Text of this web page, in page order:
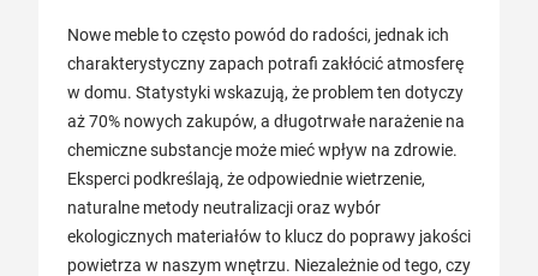
Nowe meble to często powód do radości, jednak ich
charakterystyczny zapach potrafi zakłócić atmosferę
w domu. Statystyki wskazują, że problem ten dotyczy
aż 70% nowych zakupów, a długotrwałe narażenie na
chemiczne substancje może mieć wpływ na zdrowie.
Eksperci podkreślają, że odpowiednie wietrzenie,
naturalne metody neutralizacji oraz wybór
ekologicznych materiałów to klucz do poprawy jakości
powietrza w naszym wnętrzu. Niezależnie od tego, czy